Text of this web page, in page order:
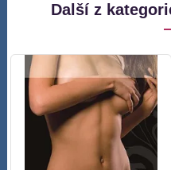
Další z